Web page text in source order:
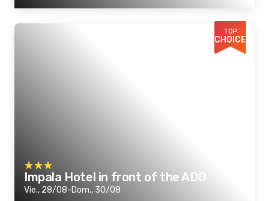
TOP
CHOICE
Impala Hotel in front of the ADO
Vie., 28/08-Dom., 30/08